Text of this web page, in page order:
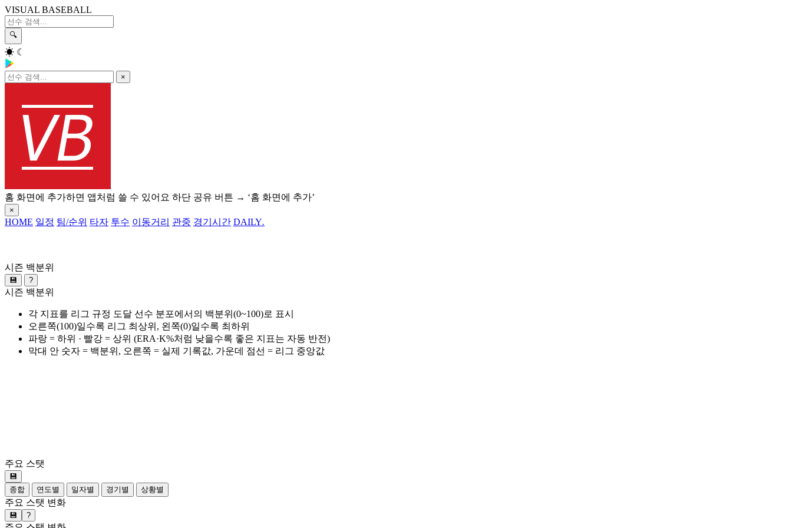
VISUAL BASEBALL
🔍
☀ ☾
×
홈 화면에 추가하면 앱처럼 쓸 수 있어요 하단 공유 버튼 → ‘홈 화면에 추가’
×
HOME 일정 팀/순위 타자 투수 이동거리 관중 경기시간 DAILY.
시즌 백분위
💾 ?
시즌 백분위
각 지표를 리그 규정 도달 선수 분포에서의 백분위(0~100)로 표시
오른쪽(100)일수록 리그 최상위, 왼쪽(0)일수록 최하위
파랑 = 하위 · 빨강 = 상위 (ERA·K%처럼 낮을수록 좋은 지표는 자동 반전)
막대 안 숫자 = 백분위, 오른쪽 = 실제 기록값, 가운데 점선 = 리그 중앙값
주요 스탯
💾
종합
연도별 일자별 경기별 상황별
주요 스탯 변화
💾 ?